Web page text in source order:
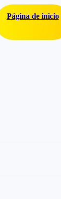
Página de inicio